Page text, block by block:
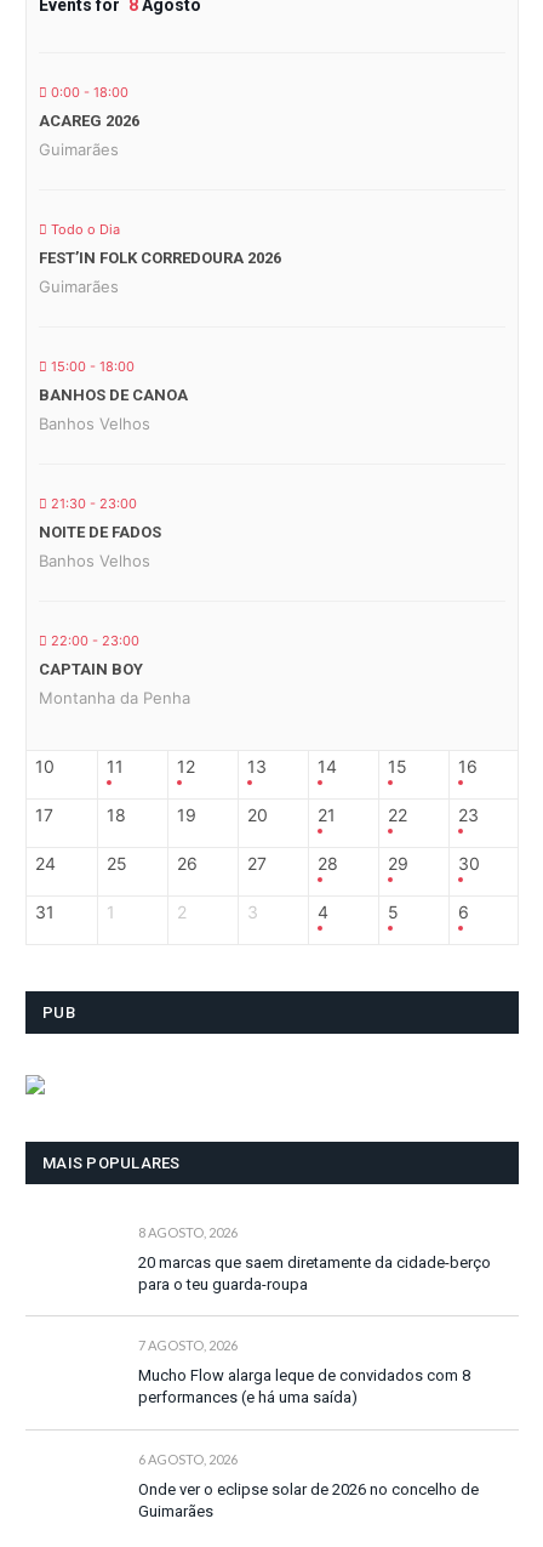
Events for 8Agosto
0:00 - 18:00
ACAREG 2026
Guimarães
Todo o Dia
FEST’IN FOLK CORREDOURA 2026
Guimarães
15:00 - 18:00
BANHOS DE CANOA
Banhos Velhos
21:30 - 23:00
NOITE DE FADOS
Banhos Velhos
22:00 - 23:00
CAPTAIN BOY
Montanha da Penha
10 11 12 13 14 15 16
17 18 19 20 21 22 23
24 25 26 27 28 29 30
31 1 2 3 4 5 6
PUB
MAIS POPULARES
8 AGOSTO, 2026
20 marcas que saem diretamente da cidade-berço
para o teu guarda-roupa
7 AGOSTO, 2026
Mucho Flow alarga leque de convidados com 8
performances (e há uma saída)
6 AGOSTO, 2026
Onde ver o eclipse solar de 2026 no concelho de
Guimarães